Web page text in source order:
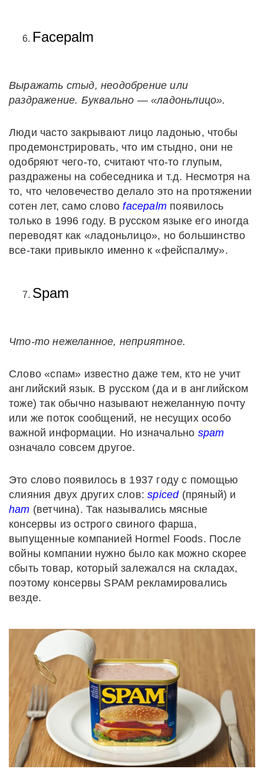
Facepalm
Выражать стыд, неодобрение или
раздражение. Буквально — «ладоньлицо».
Люди часто закрывают лицо ладонью, чтобы
продемонстрировать, что им стыдно, они не
одобряют чего-то, считают что-то глупым,
раздражены на собеседника и т.д. Несмотря на
то, что человечество делало это на протяжении
сотен лет, само словоfacepalm появилось
только в 1996 году. В русском языке его иногда
переводят как «ладоньлицо», но большинство
все-таки привыкло именно к «фейспалму».
Spam
Что-то нежеланное, неприятное.
Слово «спам» известно даже тем, кто не учит
английский язык. В русском (да и в английском
тоже) так обычно называют нежеланную почту
или же поток сообщений, не несущих особо
важной информации. Но изначально spam
означало совсем другое.
Это слово появилось в 1937 году с помощью
слияния двух других слов:spiced(пряный) и
ham (ветчина). Так назывались мясные
консервы из острого свиного фарша,
выпущенные компанией Hormel Foods. После
войны компании нужно было как можно скорее
сбыть товар, который залежался на складах,
поэтому консервы SPAM рекламировались
везде.